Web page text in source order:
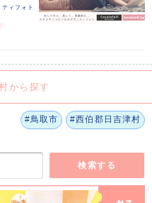
ィフォト
から探す
#鳥取市 #西伯郡日吉津村
検索する